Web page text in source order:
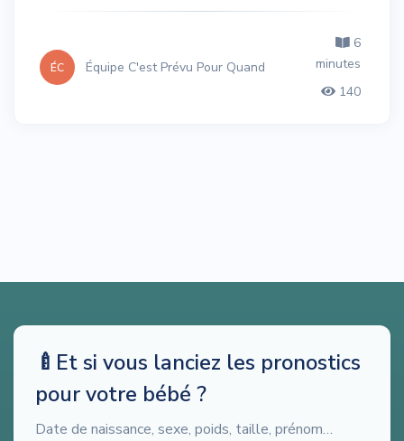
ÉC Équipe C'est Prévu Pour Quand
6
minutes
140
🍼 Et si vous lanciez les pronostics
pour votre bébé ?
Date de naissance, sexe, poids, taille, prénom…